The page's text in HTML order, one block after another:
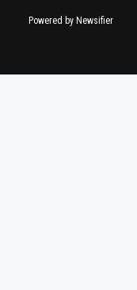
Powered by Newsifier